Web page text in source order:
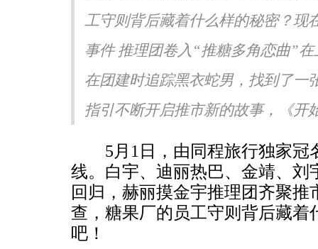
工守则背后藏着什么样的秘密？现
事件 推理团卷入“推糖多角恋曲”
在团建时追踪黑衣蛇男，找到了一
指引不断开启推市新的故事，《开
5月1日，由同程旅行独家冠
线。白宇、迪丽热巴、金靖、
回归，赫丽摸金宇推理团齐聚
查，糖果厂的员工守则背后藏
吧！
Simon》突破性唱功获赞
吉地坛公园写生，笔墨定格初